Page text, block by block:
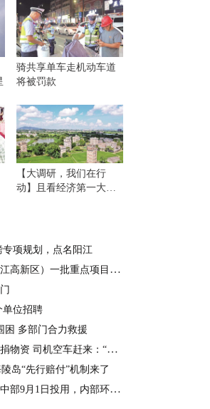
骑共享单车走机动车道
将被罚款
【大调研，我们在行
动】且看经济第一大省
项规划，点名阳江
区）一批重点项目集中投产
单位招聘
困 多部门合力救援
司机空车赶来：“免费拉！”
岛“先行赔付”机制来了
9月1日投用，内部环境曝光